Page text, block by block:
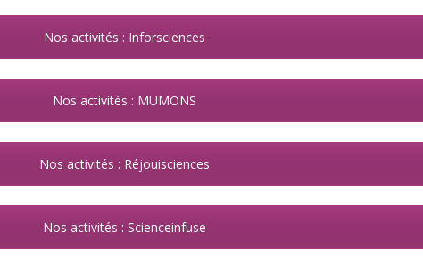
Nos activités : Inforsciences
Nos activités : MUMONS
Nos activités : Réjouisciences
Nos activités : Scienceinfuse